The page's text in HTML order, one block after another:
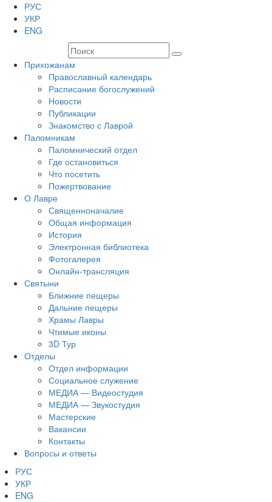
РУС
УКР
ENG
Прихожанам
Православный календарь
Расписание богослужений
Новости
Публикации
Знакомство с Лаврой
Паломникам
Паломнический отдел
Где остановиться
Что посетить
Пожертвование
О Лавре
Священноначалие
Общая информация
История
Электронная библиотека
Фотогалерея
Онлайн-трансляция
Святыни
Ближние пещеры
Дальние пещеры
Храмы Лавры
Чтимые иконы
3D Тур
Отделы
Отдел информации
Социальное служение
МЕДИА — Видеостудия
МЕДИА — Звукостудия
Мастерские
Вакансии
Контакты
Вопросы и ответы
РУС
УКР
ENG